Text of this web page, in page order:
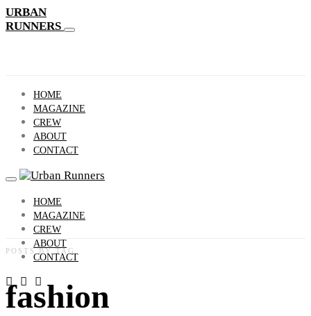
URBAN
RUNNERS
HOME
MAGAZINE
CREW
ABOUT
CONTACT
HOME
MAGAZINE
CREW
ABOUT
CONTACT
POSTS BY TAG
fashion